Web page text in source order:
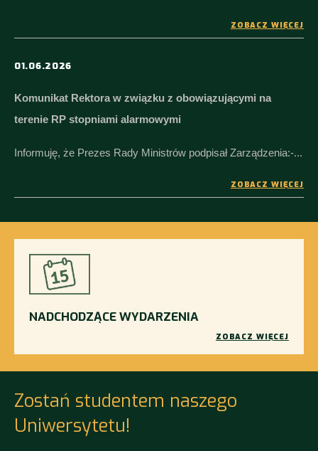
ZOBACZ WIĘCEJ
01.06.2026
Komunikat Rektora w związku z obowiązującymi na
terenie RP stopniami alarmowymi
Informuję, że Prezes Rady Ministrów podpisał Zarządzenia:-...
ZOBACZ WIĘCEJ
NADCHODZĄCE WYDARZENIA
ZOBACZ WIĘCEJ
Zostań studentem naszego
Uniwersytetu!